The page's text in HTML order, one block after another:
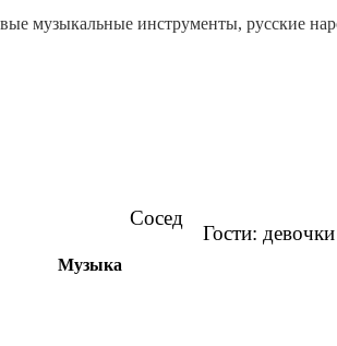
музыкальные инструменты, русские
и
Музыка